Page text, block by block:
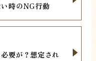
時のNG行動
要が？想定され